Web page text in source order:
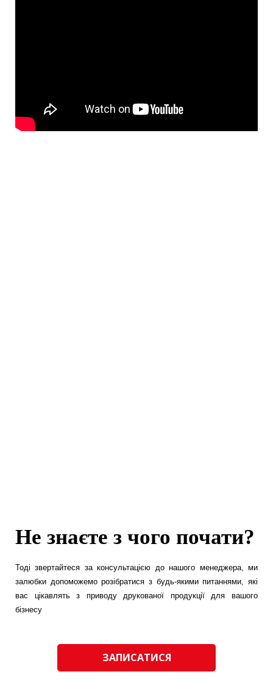
Не знаєте з чого почати?
Тоді звертайтеся за консультацією до нашого менеджера, ми
залюбки допоможемо розібратися з будь-якими питаннями, які
вас цікавлять з приводу друкованої продукції для вашого
бізнесу
ЗАПИСАТИСЯ